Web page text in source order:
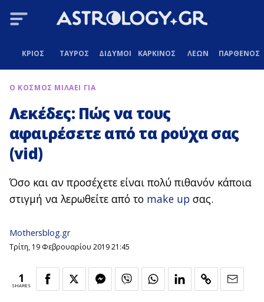
ΚΡΙΟΣ ΤΑΥΡΟΣ ΔΙΔΥΜΟΙ ΚΑΡΚΙΝΟΣ ΛΕΩΝ ΠΑΡΘΕΝΟΣ
Ο ΚΟΣΜΟΣ ΜΙΛΑΕΙ ΓΙΑ
Λεκέδες: Πώς να τους
αφαιρέσετε από τα ρούχα σας
(vid)
Όσο και αν προσέχετε είναι πολύ πιθανόν κάποια
στιγμή να λερωθείτε από το make up σας.
Mothersblog.gr
Τρίτη, 19 Φεβρουαρίου 2019 21:45
1
SHARES